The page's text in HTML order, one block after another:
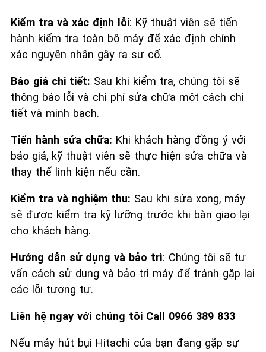
Kiểm tra và xác định lỗi: Kỹ thuật viên sẽ tiến
hành kiểm tra toàn bộ máy để xác định chính
xác nguyên nhân gây ra sự cố.
Báo giá chi tiết: Sau khi kiểm tra, chúng tôi sẽ
thông báo lỗi và chi phí sửa chữa một cách chi
tiết và minh bạch.
Tiến hành sửa chữa: Khi khách hàng đồng ý với
báo giá, kỹ thuật viên sẽ thực hiện sửa chữa và
thay thế linh kiện nếu cần.
Kiểm tra và nghiệm thu: Sau khi sửa xong, máy
sẽ được kiểm tra kỹ lưỡng trước khi bàn giao lại
cho khách hàng.
Hướng dẫn sử dụng và bảo trì: Chúng tôi sẽ tư
vấn cách sử dụng và bảo trì máy để tránh gặp lại
các lỗi tương tự.
Liên hệ ngay với chúng tôi Call 0966 389 833
Nếu máy hút bụi Hitachi của bạn đang gặp sự